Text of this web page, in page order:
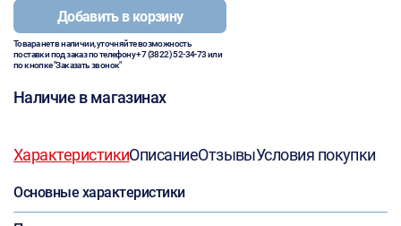
Добавить в корзину
Товара нет в наличии, уточняйте возможность
поставки под заказ по телефону+7 (3822) 52-34-73или
по кнопке "Заказать звонок"
Наличие в магазинах
ХарактеристикиОписаниеОтзывыУсловия покупки
Основные характеристики